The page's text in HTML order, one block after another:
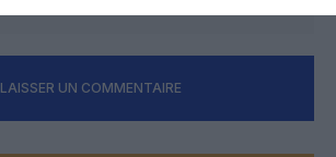
LAISSER UN COMMENTAIRE